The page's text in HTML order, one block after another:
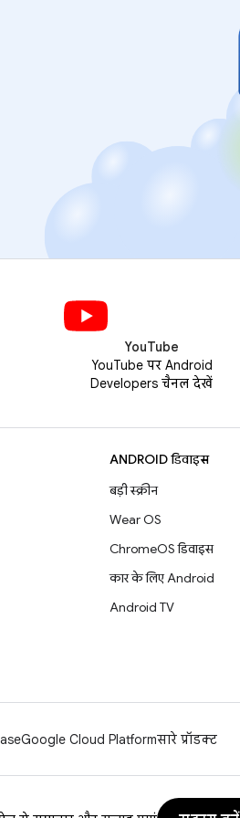
YouTube
YouTube पर Android
Developers चैनल देखें
ANDROID डिवाइस
बड़ी स्क्रीन
Wear OS
ChromeOS डिवाइस
कार के लिए Android
Android TV
Google Cloud Platformसारे प्रॉडक्ट